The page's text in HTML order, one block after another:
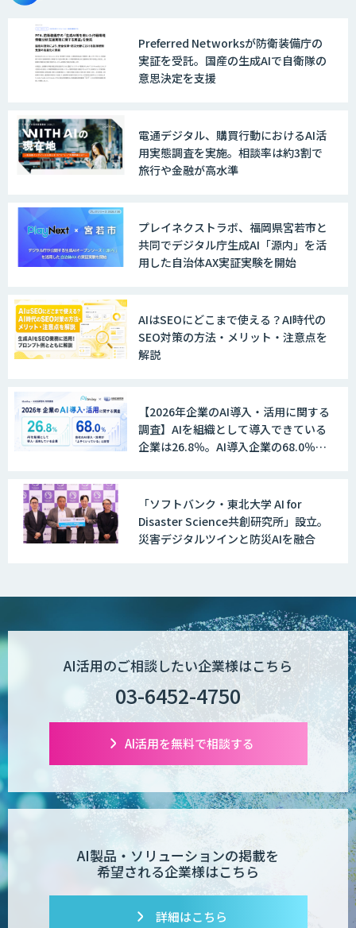
戦略策定から実装まで一気通貫のAIエー
ジェント開発
WARP NEXT
LINE WORKS AiNote
Explaza 生成AI Partner｜AIエージェン
GENIEE SFA/CRM
WAN-RECORD Plus
Explaza 生成AI Partner | AX
POPstation
業務特化型AIエージェントの開発支援
「業務AIプロ」
Dify導入支援
Dify開発支援
Preferred Networksが防衛装備庁の
実証を受託。国産の生成AIで自衛隊の
意思決定を支援
電通デジタル、購買行動におけるAI活
用実態調査を実施。相談率は約3割で
旅行や金融が高水準
プレイネクストラボ、福岡県宮若市と
共同でデジタル庁生成AI「源内」を活
用した自治体AX実証実験を開始
AIはSEOにどこまで使える？AI時代の
SEO対策の方法・メリット・注意点を
解説
【2026年企業のAI導入・活用に関する
調査】AIを組織として導入できている
企業は26.8％。AI導入企業の68.0％
「ソフトバンク・東北大学 AI for
Disaster Science共創研究所」設立。
災害デジタルツインと防災AIを融合
AI活用のご相談したい企業様はこちら
03-6452-4750
AI活用を無料で相談する
AI製品・ソリューションの掲載を
希望される企業様はこちら
詳細はこちら